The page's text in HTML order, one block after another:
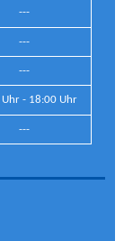
---
---
---
Uhr - 18:00 Uhr
---